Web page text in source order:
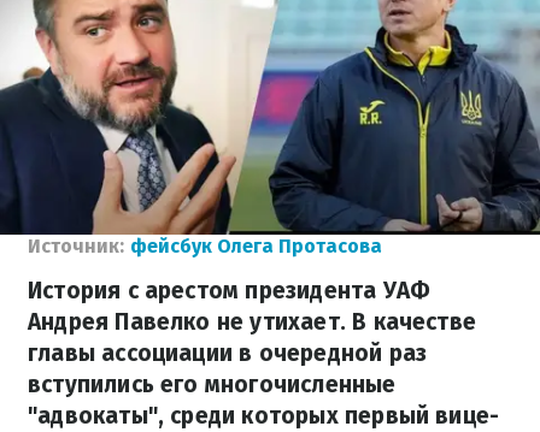
Источник: фейсбук Олега Протасова
История с арестом президента УАФ
Андрея Павелко не утихает. В качестве
главы ассоциации в очередной раз
вступились его многочисленные
"адвокаты", среди которых первый вице-